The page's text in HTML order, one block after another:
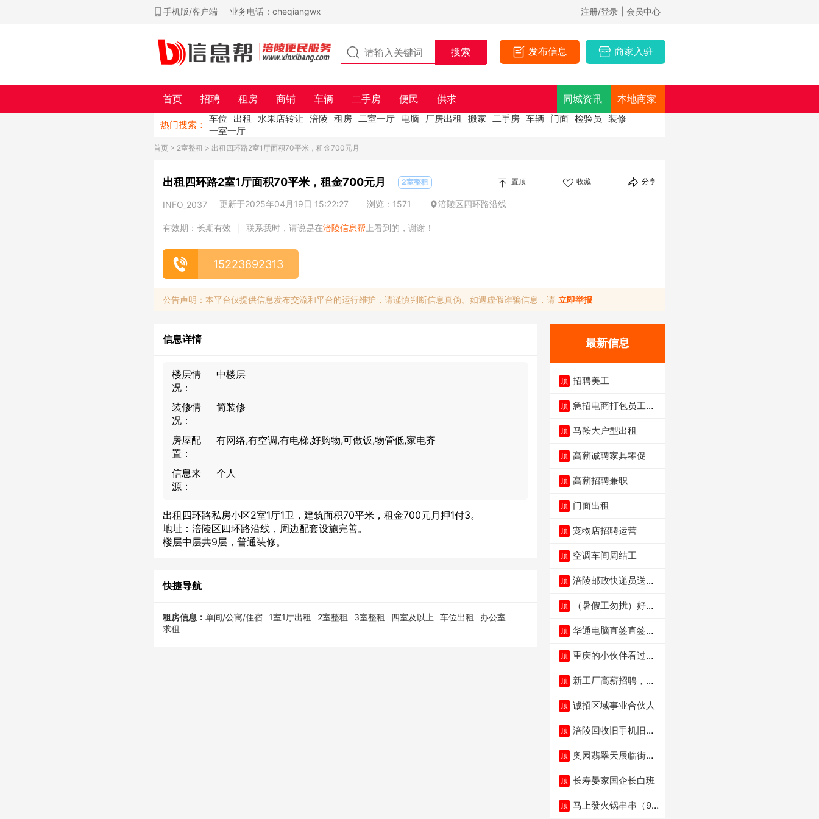
手机版/客户端 业务电话：cheqiangwx 注册/登录 | 会员中心
发布信息 商家入驻
首页 招聘 租房 商铺 车辆 二手房 便民 供求 同城资讯 本地商家
热门搜索：
车位 出租 水果店转让 涪陵 租房 二室一厅 电脑 厂房出租 搬家 二手房 车辆 门面 检验员 装修
一室一厅
首页 > 2室整租 > 出租四环路2室1厅面积70平米，租金700元月
出租四环路2室1厅面积70平米，租金700元月 2室整租 置顶 收藏 分享
INFO_2037 更新于2025年04月19日 15:22:27 浏览：1571 涪陵区四环路沿线
有效期：长期有效 联系我时，请说是在涪陵信息帮 上看到的，谢谢！
15223892313
公告声明：本平台仅提供信息发布交流和平台的运行维护，请谨慎判断信息真伪。如遇虚假诈骗信息，请 立即举报
信息详情
楼层情
况：
中楼层
装修情
况：
简装修
房屋配
置：
有网络,有空调,有电梯,好购物,可做饭,物管低,家电齐
信息来
源：
个人
出租四环路私房小区2室1厅1卫，建筑面积70平米，租金700元月押1付3。
地址：涪陵区四环路沿线，周边配套设施完善。
楼层中层共9层，普通装修。
快捷导航
租房信息： 单间/公寓/住宿 1室1厅出租 2室整租 3室整租 四室及以上 车位出租
办公室
求租
最新信息
顶 招聘美工
顶 急招电商打包员工作
顶 马鞍大户型出租
顶 高薪诚聘家具零促
顶 高薪招聘兼职
顶 门面出租
顶 宠物店招聘运营
顶 空调车间周结工
顶 涪陵邮政快递员送货
顶
（暑假工勿扰）好想
顶 华通电脑直签直签直
顶 重庆的小伙伴看过
本
顶 新工厂高薪招聘，普
顶 诚招区域事业合伙人
顶 涪陵回收旧手机旧电
顶 奥园翡翠天辰临街餐
顶 长寿晏家国企长白班
顶 马上發火锅串串（9.8